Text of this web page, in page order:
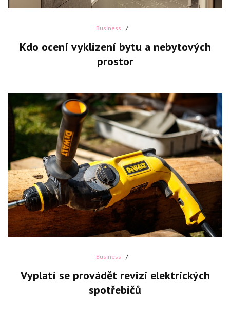
Business
Kdo ocení vyklizení bytu a nebytových
prostor
Business
Vyplatí se provádět revizi elektrických
spotřebičů